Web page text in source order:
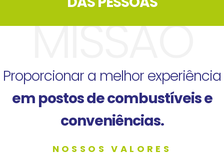
MISSÃO
Proporcionar a melhor experiência
em postos de combustíveis e
conveniências.
NOSSOS VALORES